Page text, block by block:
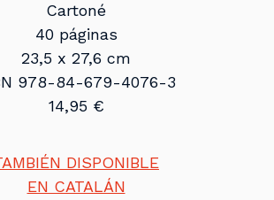
Cartoné
40 páginas
23,5 x 27,6 cm
978-84-679-4076-3
14,95 €
DISPONIBLE
EN CATALÁN